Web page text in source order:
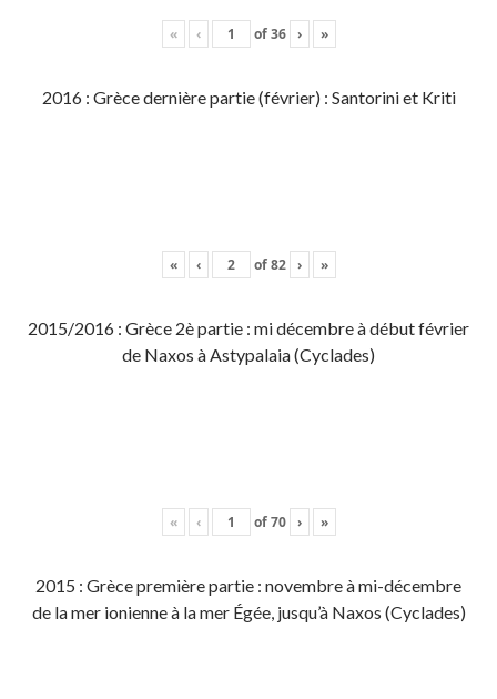
« ‹ of36 › »
2016 : Grèce dernière partie (février) : Santorini et Kriti
« ‹ of82 › »
2015/2016 : Grèce 2è partie : mi décembre à début février
de Naxos à Astypalaia (Cyclades)
« ‹ of70 › »
2015 : Grèce première partie : novembre à mi-décembre
de la mer ionienne à la mer Égée, jusqu’à Naxos (Cyclades)